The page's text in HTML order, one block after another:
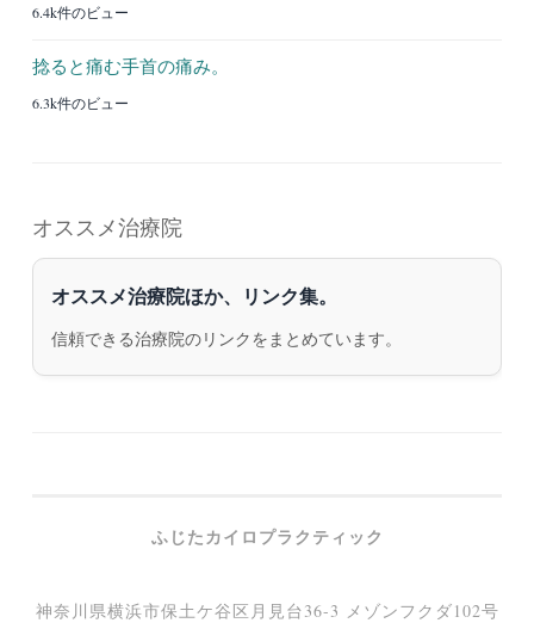
6.4k件のビュー
捻ると痛む手首の痛み。
6.3k件のビュー
オススメ治療院
オススメ治療院ほか、リンク集。
信頼できる治療院のリンクをまとめています。
ふじたカイロプラクティック
神奈川県横浜市保土ケ谷区月見台36-3 メゾンフクダ102号